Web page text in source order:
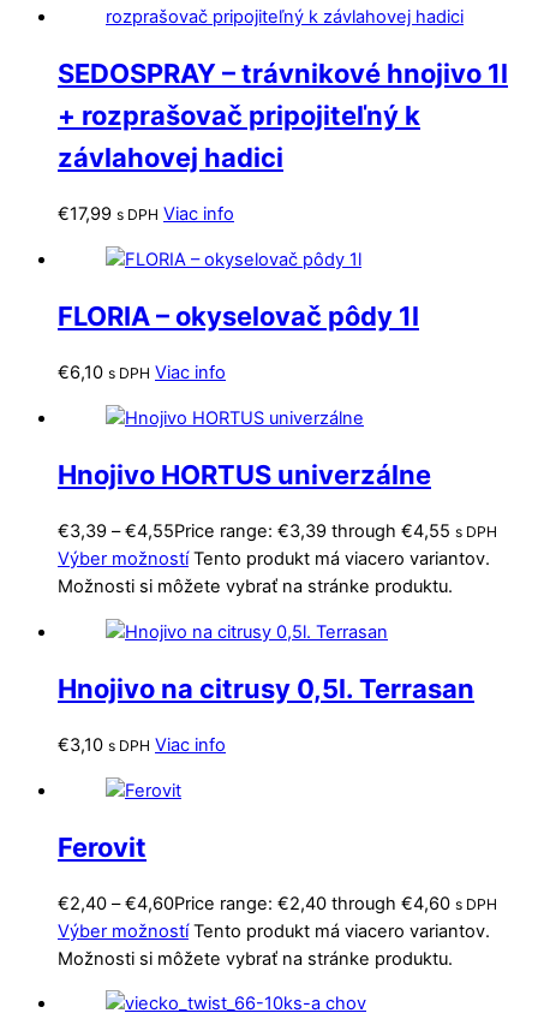
SEDOSPRAY – trávnikové hnojivo 1l
+ rozprašovač pripojiteľný k
závlahovej hadici
€17,99 s DPH Viac info
FLORIA – okyselovač pôdy 1l
€6,10 s DPH Viac info
Hnojivo HORTUS univerzálne
€3,39 – €4,55Price range: €3,39 through €4,55 s DPH
Výber možností Tento produkt má viacero variantov.
Možnosti si môžete vybrať na stránke produktu.
Hnojivo na citrusy 0,5l. Terrasan
€3,10 s DPH Viac info
Ferovit
€2,40 – €4,60Price range: €2,40 through €4,60 s DPH
Výber možností Tento produkt má viacero variantov.
Možnosti si môžete vybrať na stránke produktu.